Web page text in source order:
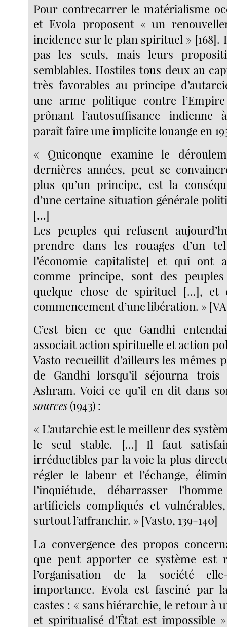
Pour contrecarrer le matérialisme
et Evola proposent « un
incidence sur le plan spirituel » [168].
pas les seuls, mais leurs
semblables. Hostiles tous deux au
très favorables au principe
une arme politique contre
prônant l’autosuffisance indienne
paraît faire une implicite louange en
« Quiconque examine le
dernières années, peut se
plus qu’un principe, est la
d’une certaine situation générale
[...]
Les peuples qui refusent
prendre dans les rouages d’un
l’économie capitaliste] et qui ont
comme principe, sont des
quelque chose de spirituel [...], et
commencement d’une libération. »
C’est bien ce que Gandhi
associait action spirituelle et action
Vasto recueillit d’ailleurs les mêmes
de Gandhi lorsqu’il séjourna
Ashram. Voici ce qu’il en dit dans
sources (1943) :
« L’autarchie est le meilleur des
le seul stable. [...] Il faut
irréductibles par la voie la plus
régler le labeur et l’échange,
l’inquiétude, débarrasser
artificiels compliqués et
surtout l’affranchir. » [Vasto, 139-140]
La convergence des propos
que peut apporter ce système est
l’organisation de la société
importance. Evola est fasciné par
castes : « sans hiérarchie, le retour à
et spiritualisé d’État est impossible